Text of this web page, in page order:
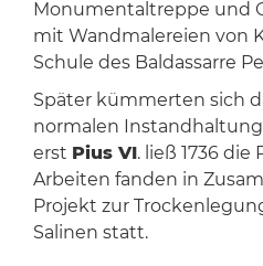
Monumentaltreppe und
mit Wandmalereien von
Schule des Baldassarre
Später kümmerten sich
normalen
erst Pius VI. ließ 1736 die
Arbeiten fanden in
Projekt zur
Salinen statt.